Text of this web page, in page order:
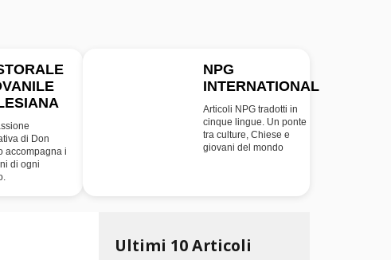
di Don
accompagna i
di ogni
NPG
INTERNATIONAL
Articoli NPG tradotti in
cinque lingue. Un ponte
tra culture, Chiese e
giovani del mondo
Ultimi 10 Articoli